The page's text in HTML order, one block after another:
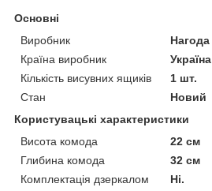
Основні
Виробник
Нагода
Країна виробник
Україна
Кількість висувних ящиків
1 шт.
Стан
Новий
Користувацькi характеристики
Висота комода
22 см
Глибина комода
32 см
Комплектація дзеркалом
Ні.